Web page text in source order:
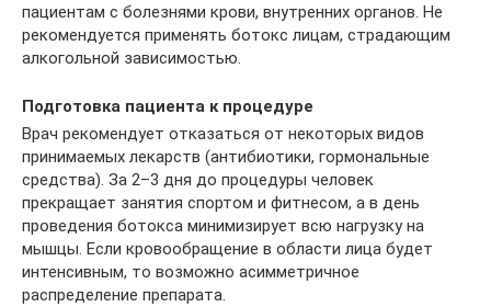
пациентам с болезнями крови, внутренних органов. Не
рекомендуется применять ботокс лицам, страдающим
алкогольной зависимостью.
Подготовка пациента к процедуре
Врач рекомендует отказаться от некоторых видов
принимаемых лекарств (антибиотики, гормональные
средства). За 2–3 дня до процедуры человек
прекращает занятия спортом и фитнесом, а в день
проведения ботокса минимизирует всю нагрузку на
мышцы. Если кровообращение в области лица будет
интенсивным, то возможно асимметричное
распределение препарата.